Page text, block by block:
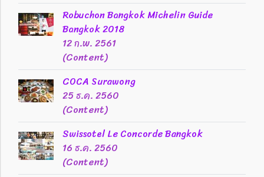
Robuchon Bangkok Michelin Guide
Bangkok 2018
12 ก.พ. 2561
(Content)
COCA Surawong
25 ธ.ค. 2560
(Content)
Swissotel Le Concorde Bangkok
16 ธ.ค. 2560
(Content)